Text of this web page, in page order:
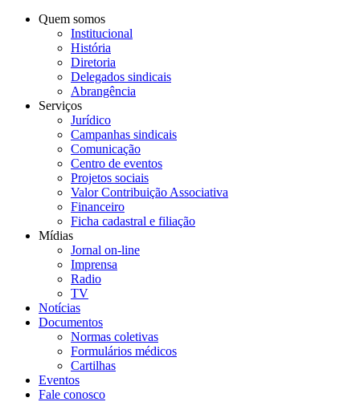
Quem somos
Institucional
História
Diretoria
Delegados sindicais
Abrangência
Serviços
Jurídico
Campanhas sindicais
Comunicação
Centro de eventos
Projetos sociais
Valor Contribuição Associativa
Financeiro
Ficha cadastral e filiação
Mídias
Jornal on-line
Imprensa
Radio
TV
Notícias
Documentos
Normas coletivas
Formulários médicos
Cartilhas
Eventos
Fale conosco